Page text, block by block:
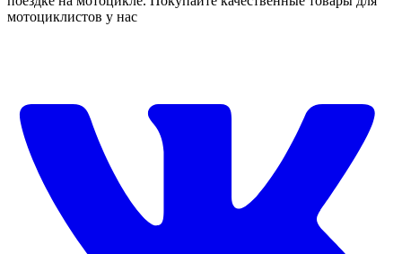
мотоциклистов у нас